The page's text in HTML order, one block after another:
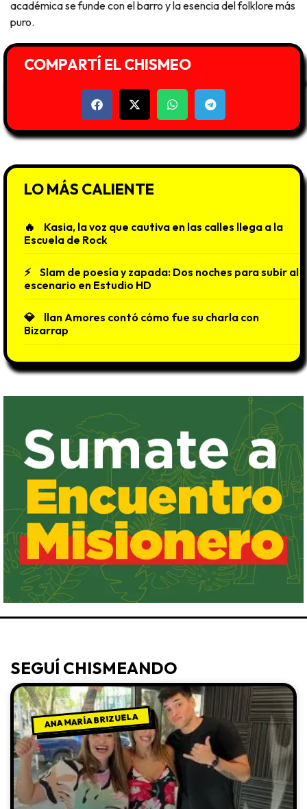
académica se funde con el barro y la esencia del folklore más
puro.
COMPARTÍ EL CHISMEO
LO MÁS CALIENTE
Kasia, la voz que cautiva en las calles llega a la
Escuela de Rock
Slam de poesía y zapada: Dos noches para subir al
escenario en Estudio HD
llan Amores contó cómo fue su charla con
Bizarrap
SEGUÍ CHISMEANDO
ANA MARÍA BRIZUELA